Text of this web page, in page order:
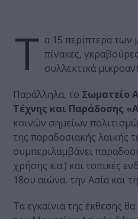
Τ α 15 περίπτερα των
πίνακες,
συλλεκτικά
Παράλληλα, το Σωματείο
Τέχνης και Παράδοσης
κοινών σημείων
της παραδοσιακής λαϊκής
συμπεριλαμβάνει
χρήσης κ.α.) και τοπικές
18ου αιώνα, την Ασία και
Τα εγκαίνια της έκθεσης